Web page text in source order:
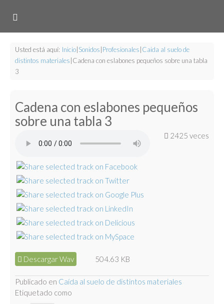
Usted está aquí: Inicio Sonidos Profesionales Caida al suelo de
distintos materiales Cadena con eslabones pequeños sobre una tabla
3
Cadena con eslabones pequeños
sobre una tabla 3
2425 veces
Descargar Wav 504.63 KB
Publicado en Caída al suelo de distintos materiales
Etiquetado como